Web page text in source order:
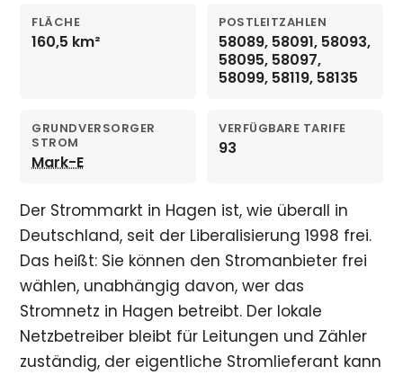
FLÄCHE
160,5 km²
POSTLEITZAHLEN
58089, 58091, 58093,
58095, 58097,
58099, 58119, 58135
GRUNDVERSORGER
STROM
Mark-E
VERFÜGBARE TARIFE
93
Der Strommarkt in Hagen ist, wie überall in
Deutschland, seit der Liberalisierung 1998 frei.
Das heißt: Sie können den Stromanbieter frei
wählen, unabhängig davon, wer das
Stromnetz in Hagen betreibt. Der lokale
Netzbetreiber bleibt für Leitungen und Zähler
zuständig, der eigentliche Stromlieferant kann